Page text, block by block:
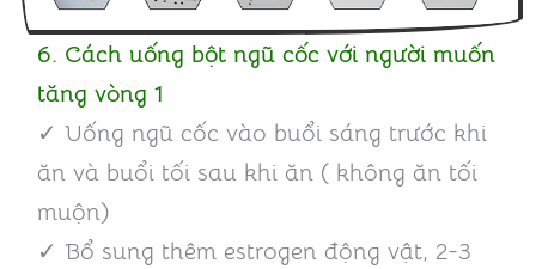
6. Cách uống bột ngũ cốc với người muốn
tăng vòng 1
✓ Uống ngũ cốc vào buổi sáng trước khi
ăn và buổi tối sau khi ăn ( không ăn tối
muộn)
✓ Bổ sung thêm estrogen động vật, 2-3